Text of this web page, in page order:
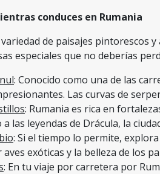
conduces en Rumania
de paisajes pintorescos
especiales que no deberías
: Conocido como una de las
Las curvas de
: Rumania es rica en
las leyendas de Drácula, la
: Si el tiempo lo permite,
exóticas y la belleza de los
: En tu viaje por carretera por